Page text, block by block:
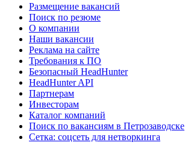
Размещение вакансий
Поиск по резюме
О компании
Наши вакансии
Реклама на сайте
Требования к ПО
Безопасный HeadHunter
HeadHunter API
Партнерам
Инвесторам
Каталог компаний
Поиск по вакансиям в Петрозаводске
Сетка: соцсеть для нетворкинга